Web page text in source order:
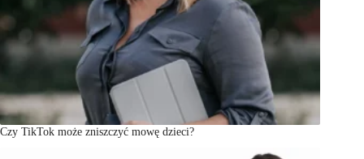
Czy TikTok może zniszczyć mowę dzieci?